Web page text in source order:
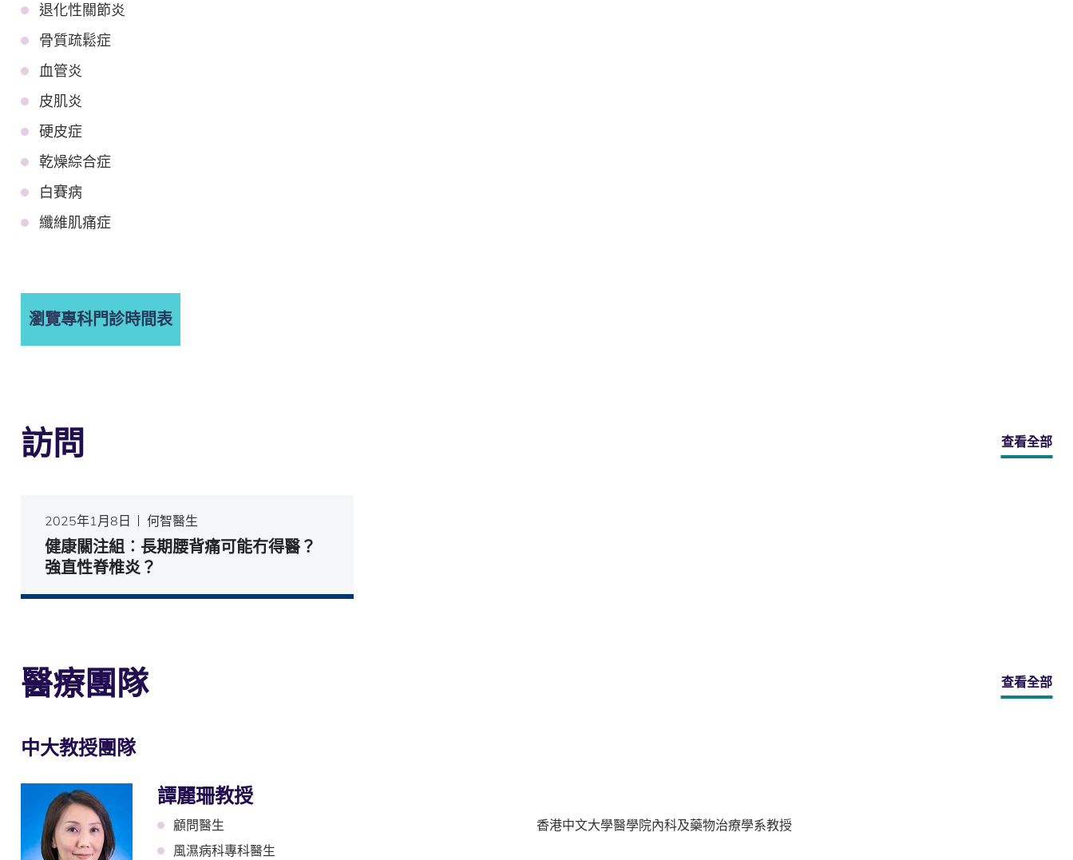
退化性關節炎
骨質疏鬆症
血管炎
皮肌炎
硬皮症
乾燥綜合症
白賽病
纖維肌痛症
瀏覽專科門診時間表
訪問 查看全部
2025年1月8日 何智醫生
健康關注組︰長期腰背痛可能冇得醫？
強直性脊椎炎？
醫療團隊 查看全部
中大教授團隊
譚麗珊教授
顧問醫生
風濕病科專科醫生
香港中文大學醫學院內科及藥物治療學系教授